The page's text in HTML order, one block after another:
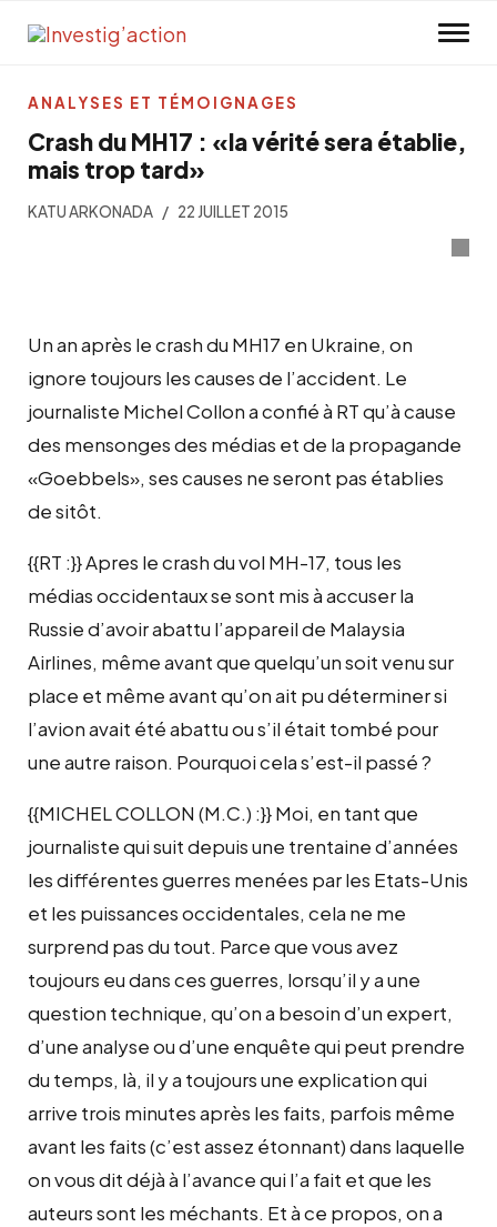
Crash du MH17 : «la vérité sera établie,
mais trop tard»
KATU ARKONADA 22 JUILLET 2015
Un an après le crash du MH17 en Ukraine, on
ignore toujours les causes de l’accident. Le
journaliste Michel Collon a confié à RT qu’à cause
des mensonges des médias et de la propagande
«Goebbels», ses causes ne seront pas établies
de sitôt.
{{RT :}} Apres le crash du vol MH-17, tous les
médias occidentaux se sont mis à accuser la
Russie d’avoir abattu l’appareil de Malaysia
Airlines, même avant que quelqu’un soit venu sur
place et même avant qu’on ait pu déterminer si
l’avion avait été abattu ou s’il était tombé pour
une autre raison. Pourquoi cela s’est-il passé ?
{{MICHEL COLLON (M.C.) :}} Moi, en tant que
journaliste qui suit depuis une trentaine d’années
les différentes guerres menées par les Etats-Unis
et les puissances occidentales, cela ne me
surprend pas du tout. Parce que vous avez
toujours eu dans ces guerres, lorsqu’il y a une
question technique, qu’on a besoin d’un expert,
d’une analyse ou d’une enquête qui peut prendre
du temps, là, il y a toujours une explication qui
arrive trois minutes après les faits, parfois même
avant les faits (c’est assez étonnant) dans laquelle
on vous dit déjà à l’avance qui l’a fait et que les
auteurs sont les méchants. Et à ce propos, on a
ANALYSES ET TÉMOIGNAGES